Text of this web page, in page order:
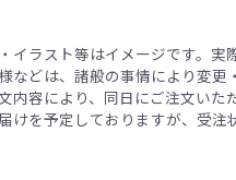
イラスト等はイメージです。実
などは、諸般の事情により変更
内容により、同日にご注文いた
けを予定しておりますが、受注